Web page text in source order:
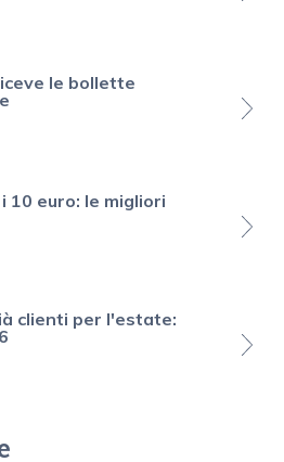
le bollette
euro: le migliori
clienti per l'estate: